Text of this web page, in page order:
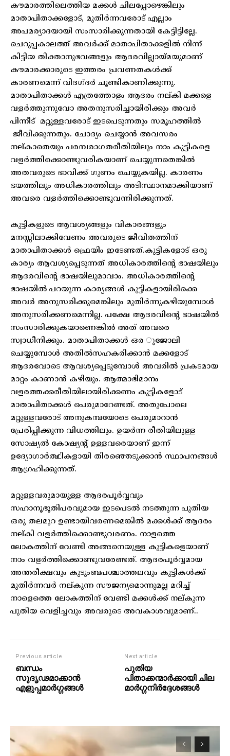
കൗമാരത്തിലെത്തിയ മക്കള്‍ ചിലപ്പോഴെങ്കിലും
മാതാപിതാക്കളോട്, മുതിര്‍ന്നവരോട് എല്ലാം
അപമര്യാദയായി സംസാരിക്കുന്നതായി കേട്ടിട്ടില്ലേ.
ചെറുപ്പകാലത്ത് അവര്‍ക്ക് മാതാപിതാക്കളില്‍ നിന്ന്
കിട്ടിയ തിക്താനുഭവങ്ങളും ആദരവില്ലായ്മയുമാണ്
കൗമാരക്കാരുടെ ഇത്തരം പ്രവണതകള്‍ക്ക്
കാരണമെന്ന് വിദഗ്ദര്‍ ചൂണ്ടികാണിക്കുന്നു.
മാതാപിതാക്കള്‍ എത്രത്തോളം ആദരം നല്കി മക്കളെ
വളര്‍ത്തുന്നുവോ അതനുസരിച്ചായിരിക്കും അവര്‍
പിന്നീട് മറ്റുള്ളവരോട് ഇടപെടുന്നതും സമൂഹത്തില്‍
ജീവിക്കുന്നതും. ചോദ്യം ചെയ്യാന്‍ അവസരം
നല്കാതെയും പരമ്പരാഗതരീതിയിലും നാം കുട്ടികളെ
വളര്‍ത്തിക്കൊണ്ടുവരികയാണ് ചെയ്യുന്നതെങ്കില്‍
അതവരുടെ ഭാവിക്ക് ഗുണം ചെയ്യുകയില്ല. കാരണം
ഭയത്തിലും അധികാരത്തിലും അടിസ്ഥാനമാക്കിയാണ്
അവരെ വളര്‍ത്തിക്കൊണ്ടുവന്നിരിക്കുന്നത്.
കുട്ടികളുടെ ആവശ്യങ്ങളും വികാരങ്ങളും
മനസ്സിലാക്കിവേണം അവരുടെ ജീവിതത്തിന്
മാതാപിതാക്കള്‍ ഫ്രെയിം ഇടേണ്ടത്.കുട്ടികളോട് ഒരു
കാര്യം ആവശ്യപ്പെടുന്നത് അധികാരത്തിന്റെ ഭാഷയിലും
ആദരവിന്റെ ഭാഷയിലുമാവാം. അധികാരത്തിന്റെ
ഭാഷയില്‍ പറയുന്ന കാര്യങ്ങള്‍ കുട്ടികളായിരിക്കെ
അവര്‍ അനുസരിക്കുമെങ്കിലും മുതിര്‍ന്നുകഴിയുമ്പോള്‍
അനുസരിക്കണമെന്നില്ല. പക്ഷേ ആദരവിന്റെ ഭാഷയില്‍
സംസാരിക്കുകയാണെങ്കില്‍ അത് അവരെ
സ്വാധീനിക്കും. മാതാപിതാക്കള്‍ ഒര ുജോലി
ചെയ്യുമ്പോള്‍ അതില്‍സഹകരിക്കാന്‍ മക്കളോട്
ആദരവോടെ ആവശ്യപ്പെടുമ്പോള്‍ അവരില്‍ പ്രകടമായ
മാറ്റം കാണാന്‍ കഴിയും. ആത്മാഭിമാനം
വളരത്തക്കരീതിയിലായിരിക്കണം കുട്ടികളോട്
മാതാപിതാക്കള്‍ പെരുമാറേണ്ടത്. അതുപോലെ
മറ്റുള്ളവരോട് അനുകമ്പയോടെ പെരുമാറാന്‍
പ്രേരിപ്പിക്കുന്ന വിധത്തിലും. ഉയര്‍ന്ന രീതിയിലുള്ള
സോഷ്യല്‍ കോഷ്യന്റ് ഉള്ളവരെയാണ് ഇന്ന്
ഉദ്യോഗാര്‍ത്ഥികളായി തിരഞ്ഞെടുക്കാന്‍ സ്ഥാപനങ്ങള്‍
ആഗ്രഹിക്കുന്നത്.
മറ്റുള്ളവരുമായുള്ള ആദരപൂര്‍വ്വവും
സഹാനൂഭൂതിപരവുമായ ഇടപെടല്‍ നടത്തുന്ന പുതിയ
ഒരു തലമുറ ഉണ്ടായിവരണമെങ്കില്‍ മക്കള്‍ക്ക് ആദരം
നല്കി വളര്‍ത്തിക്കൊണ്ടുവരണം. നാളത്തെ
ലോകത്തിന് വേണ്ടി അങ്ങനെയുള്ള കുട്ടികളെയാണ്
നാം വളര്‍ത്തിക്കൊണ്ടുവരേണ്ടത്. ആദരപൂര്‍വ്വമായ
അന്തരീക്ഷവും കുടുംബപശ്ചാത്തലവും കുട്ടികള്‍ക്ക്
മുതിര്‍ന്നവര്‍ നല്കുന്ന സൗജന്യമൊന്നുമല്ല മറിച്ച്
നാളെത്തെ ലോകത്തിന് വേണ്ടി മക്കള്‍ക്ക് നല്കുന്ന
പുതിയ വെളിച്ചവും അവരുടെ അവകാശവുമാണ്..
Previous article
ബന്ധം
സുദൃഢമാക്കാന്‍
എളുപ്പമാര്‍ഗ്ഗങ്ങള്‍
Next article
പുതിയ
പിതാക്കന്മാര്‍ക്കായി ചില
മാര്‍ഗ്ഗനിര്‍ദ്ദേശങ്ങള്‍